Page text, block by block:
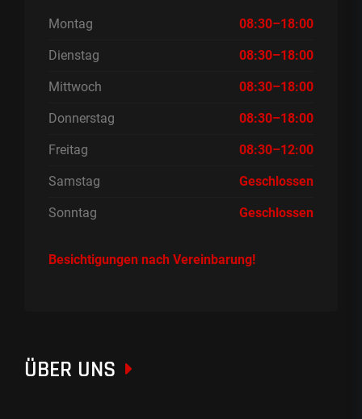
Montag 08:30–18:00
Dienstag 08:30–18:00
Mittwoch 08:30–18:00
Donnerstag 08:30–18:00
Freitag 08:30–12:00
Samstag Geschlossen
Sonntag Geschlossen
Besichtigungen nach Vereinbarung!
ÜBER UNS